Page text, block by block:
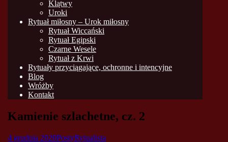
Klątwy
Uroki
Rytuał miłosny – Urok miłosny
Rytuał Wiccański
Rytuał Egipski
Czarne Wesele
Rytuał z Krwi
Rytuały przyciągające, ochronne i intencyjne
Blog
Wróżby
Kontakt
Kamienie szlachetne, cz. 2
4 grudnia 2020PostyRytualista